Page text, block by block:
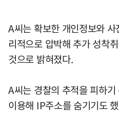
A씨는 확보한 개인정보와
리적으로 압박해 추가 성착
것으로 밝혀졌다.
A씨는 경찰의 추적을 피하
이용해 IP주소를 숨기기도